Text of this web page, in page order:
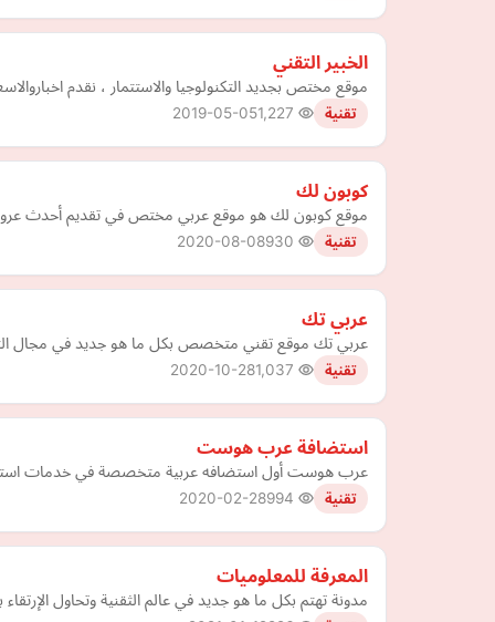
الخبير التقني
موقع مختص بجديد التكنولوجيا والاستتمار ، نقدم
تقنية 2019-05-05
كوبون لك
موقع كوبون لك هو موقع عربي مختص في تقديم أحدث عروض
تقنية 2020-08-08
عربي تك
عربي تك موقع تقني متخصص بكل ما هو جديد في مجال
تقنية 2020-10-28
استضافة عرب هوست
عرب هوست أول استضافه عربية متخصصة في خدمات استضافة
تقنية 2020-02-28
المعرفة للمعلوميات
مدونة تهتم بكل ما هو جديد في عالم الثقنية وتحاول